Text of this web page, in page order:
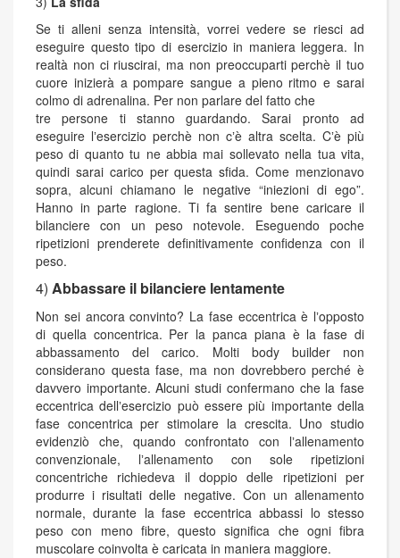
Se ti alleni senza intensità, vorrei vedere se riesci ad
eseguire questo tipo di esercizio in maniera leggera. In
realtà non ci riuscirai, ma non preoccuparti perchè il tuo
cuore inizierà a pompare sangue a pieno ritmo e sarai
colmo di adrenalina. Per non parlare del fatto che
tre persone ti stanno guardando. Sarai pronto ad
eseguire lʼesercizio perchè non cʼè altra scelta. Cʼè più
peso di quanto tu ne abbia mai sollevato nella tua vita,
quindi sarai carico per questa sfida. Come menzionavo
sopra, alcuni chiamano le negative “iniezioni di ego”.
Hanno in parte ragione. Ti fa sentire bene caricare il
bilanciere con un peso notevole. Eseguendo poche
ripetizioni prenderete definitivamente confidenza con il
peso.
4) Abbassare il bilanciere lentamente
Non sei ancora convinto? La fase eccentrica è lʼopposto
di quella concentrica. Per la panca piana è la fase di
abbassamento del carico. Molti body builder non
considerano questa fase, ma non dovrebbero perché è
davvero importante. Alcuni studi confermano che la fase
eccentrica dellʼesercizio può essere più importante della
fase concentrica per stimolare la crescita. Uno studio
evidenziò che, quando confrontato con lʼallenamento
convenzionale, lʼallenamento con sole ripetizioni
concentriche richiedeva il doppio delle ripetizioni per
produrre i risultati delle negative. Con un allenamento
normale, durante la fase eccentrica abbassi lo stesso
peso con meno fibre, questo significa che ogni fibra
muscolare coinvolta è caricata in maniera maggiore.